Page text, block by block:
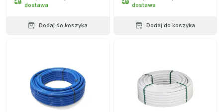
dostawa
Dodaj do koszyka
dostawa
Dodaj do koszyka